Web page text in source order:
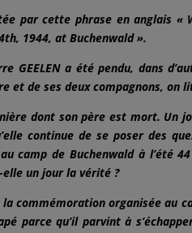
par cette phrase en anglais
1944, at Buchenwald ».
GEELEN a été pendu, dans
et de ses deux compagnons, on
dont son père est mort. Un
continue de se poser des
camp de Buchenwald à l’été
un jour la vérité ?
commémoration organisée au
parce qu’il parvint à